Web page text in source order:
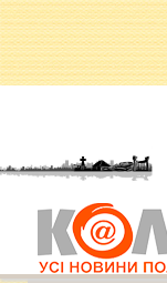
Головна »
Полтавщині